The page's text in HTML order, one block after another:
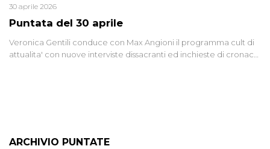
Puntata del 30 aprile
30 aprile 2026
Veronica Gentili conduce con Max Angioni il programma cult di
attualita' con nuove interviste dissacranti ed inchieste di cronaca
ARCHIVIO PUNTATE